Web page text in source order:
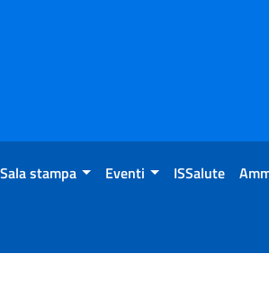
Sala stampa Eventi ISSalute